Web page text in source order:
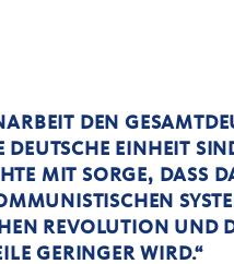
DEN
EINHEIT
MIT SORGE, DASS
REVOLUTION UND
GERINGER WIRD.“